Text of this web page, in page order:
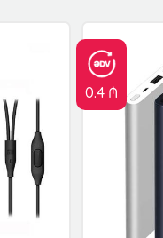
0.4 ₼